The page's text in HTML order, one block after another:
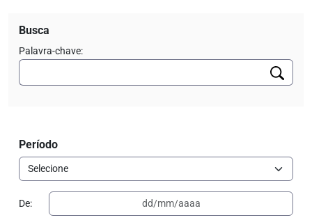
Busca
Palavra-chave:
Período
De: